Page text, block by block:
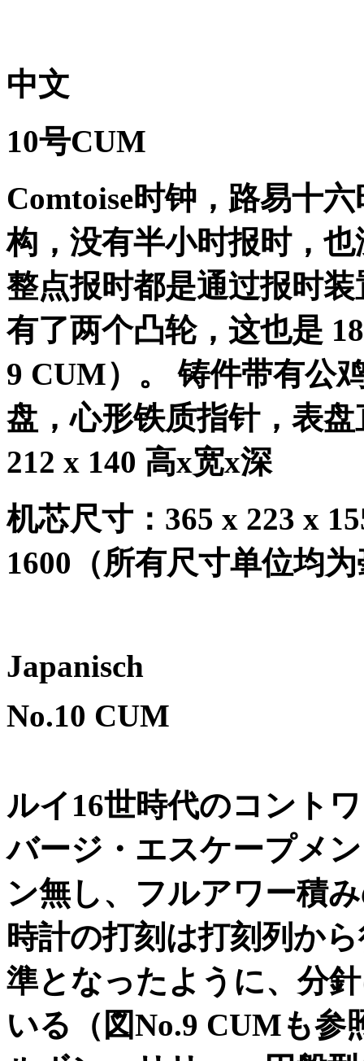
中文
10号CUM
Comtoise时钟，路易十
构，没有半小时报时，
整点报时都是通过报时
有了两个凸轮，这也是
9 CUM）。
铸件带有公
盘，心形铁质指针，表盘
212 x 140 高x宽x深
机芯尺寸： 365 x 223 x
1600 （所有尺寸单位均
Japanisch
No.10 CUM
ルイ 16世時代のコント
バージ ・エスケープメ
ン無し、フルアワー積
時計の打刻は打刻列か
準となったように、分
いる（図No.9 CUMも参